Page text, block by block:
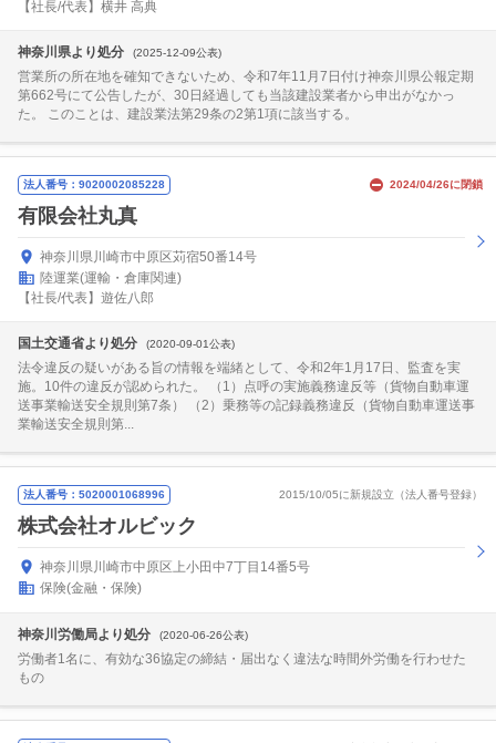
【社長/代表】横井 高典
神奈川県より処分 (2025-12-09公表)
営業所の所在地を確知できないため、令和7年11月7日付け神奈川県公報定期
第662号にて公告したが、30日経過しても当該建設業者から申出がなかっ
た。 このことは、建設業法第29条の2第1項に該当する。
法人番号：9020002085228 2024/04/26に閉鎖
有限会社丸真
神奈川県川崎市中原区苅宿50番14号
陸運業(運輸・倉庫関連)
【社長/代表】遊佐八郎
国土交通省より処分 (2020-09-01公表)
法令違反の疑いがある旨の情報を端緒として、令和2年1月17日、監査を実
施。10件の違反が認められた。 （1）点呼の実施義務違反等（貨物自動車運
送事業輸送安全規則第7条） （2）乗務等の記録義務違反（貨物自動車運送事
業輸送安全規則第...
法人番号：5020001068996 2015/10/05に新規設立（法人番号登録）
株式会社オルビック
神奈川県川崎市中原区上小田中7丁目14番5号
保険(金融・保険)
神奈川労働局より処分 (2020-06-26公表)
労働者1名に、有効な36協定の締結・届出なく違法な時間外労働を行わせた
もの